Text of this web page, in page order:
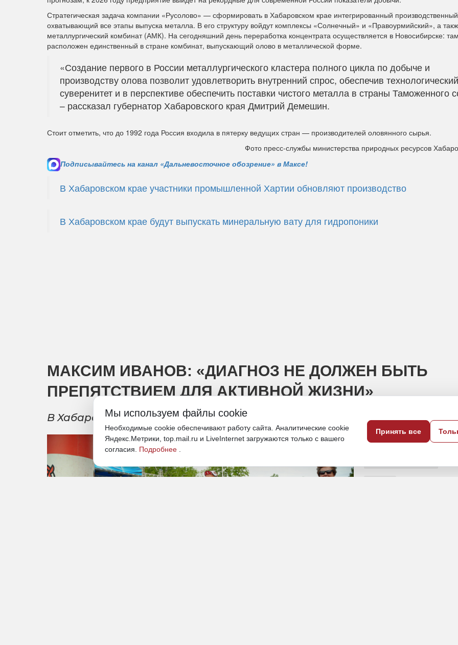
Стратегическая задача компании «Русолово» — сформировать в Хабаровском крае интегрированный
охватывающий все этапы выпуска металла. В его структуру войдут комплексы «Солнечный» и «Правоурмийский», а
металлургический комбинат (АМК). На сегодняшний день переработка концентрата осуществляется в Новосибирске:
расположен единственный в стране комбинат, выпускающий олово в металлической форме.
«Создание первого в России металлургического кластера полного цикла по добыче и
производству олова позволит удовлетворить внутренний спрос, обеспечив технологический
суверенитет и в перспективе обеспечить поставки чистого металла в страны Таможенного
– рассказал губернатор Хабаровского края Дмитрий Демешин.
Стоит отметить, что до 1992 года Россия входила в пятерку ведущих стран — производителей оловянного сырья.
Фото пресс-службы министерства природных ресурсов
Подписывайтесь на канал «Дальневосточное обозрение» в Максе!
В Хабаровском крае участники промышленной Хартии обновляют производство
В Хабаровском крае будут выпускать минеральную вату для гидропоники
МАКСИМ ИВАНОВ: «ДИАГНОЗ НЕ ДОЛЖЕН БЫТЬ
ПРЕПЯТСТВИЕМ ДЛЯ АКТИВНОЙ ЖИЗНИ»
В Хабаровске прошел уникальный инклюзивный забег
22 июня, 17:52
Мы используем файлы cookie
Необходимые cookie обеспечивают работу сайта. Аналитические cookie
Яндекс.Метрики, top.mail.ru и LiveInternet загружаются только с вашего
согласия. Подробнее
Принять все